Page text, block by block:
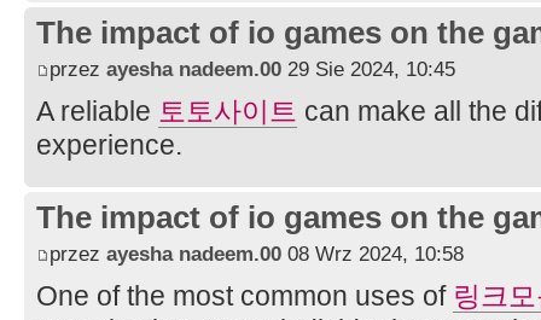
The impact of io games on the
przez ayesha nadeem.00 29 Sie 2024, 10:45
A reliable 토토사이트 can make all the
experience.
The impact of io games on the
przez ayesha nadeem.00 08 Wrz 2024, 10:58
One of the most common uses of 링크